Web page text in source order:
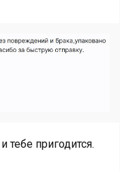
тебе пригодится.